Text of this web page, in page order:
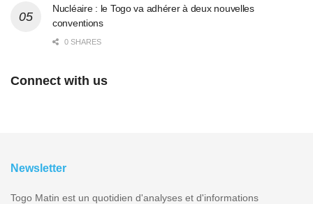
Nucléaire : le Togo va adhérer à deux nouvelles
conventions
0 SHARES
Connect with us
Newsletter
Togo Matin est un quotidien d'analyses et d'informations